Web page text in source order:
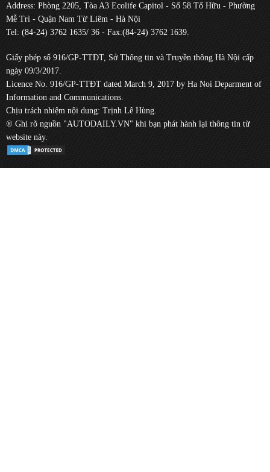
Address: Phòng 2205, Tòa A3 Ecolife Capitol - Số 58 Tố Hữu - Phường
Mễ Trì - Quận Nam Từ Liêm - Hà Nội
Tel: (84-24) 3762 1635/ 36 - Fax:(84-24) 3762 1639.
Giấy phép số 916/GP-TTĐT, Sở Thông tin và Truyền thông Hà Nội cấp
ngày 09/3/2017.
Licence No. 916/GP-TTĐT dated March 9, 2017 by Ha Noi Deparment of
Information and Communications.
Chịu trách nhiệm nội dung: Trịnh Lê Hùng.
® Ghi rõ nguồn "AUTODAILY.VN" khi bạn phát hành lại thông tin từ
website này.